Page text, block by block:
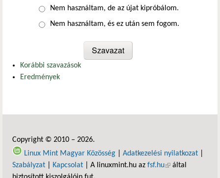
Nem használtam, de az újat kipróbálom.
Nem használtam, és ez után sem fogom.
Korábbi szavazások
Eredmények
Copyright © 2010 – 2026.
Linux Mint Magyar Közösség
Adatkezelési nyilatkozat
Szabályzat
Kapcsolat | A linuxmint.hu az fsf.hu(külső hivatkozás)
által